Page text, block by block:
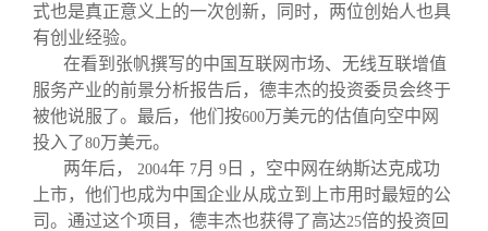
式也是真正意义上的一次创新，同时，两位创始人也具
有创业经验。
在看到张帆撰写的中国互联网市场、无线互联增值
服务产业的前景分析报告后，德丰杰的投资委员会终于
被他说服了。最后，他们按600万美元的估值向空中网
投入了80万美元。
两年后，
2004年 7月 9 日 ，空中网在纳斯达克成功
上市，他们也成为中国企业从成立到上市用时最短的公
司。通过这个项目，德丰杰也获得了高达25倍的投资回